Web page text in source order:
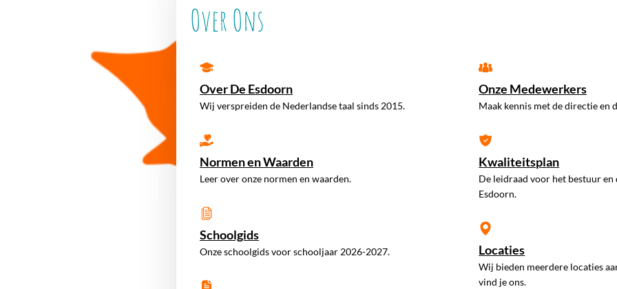
Over Ons
Over De Esdoorn
Wij verspreiden de Nederlandse taal sinds 2015.
Normen en Waarden
Leer over onze normen en waarden.
Schoolgids
Onze schoolgids voor schooljaar 2026-2027.
Onze Medewerkers
Maak kennis met de directie en
Kwaliteitsplan
De leidraad voor het bestuur
Esdoorn.
Locaties
Wij bieden meerdere locaties
vind je ons.